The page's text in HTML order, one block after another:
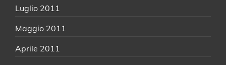
Luglio 2011
Maggio 2011
Aprile 2011